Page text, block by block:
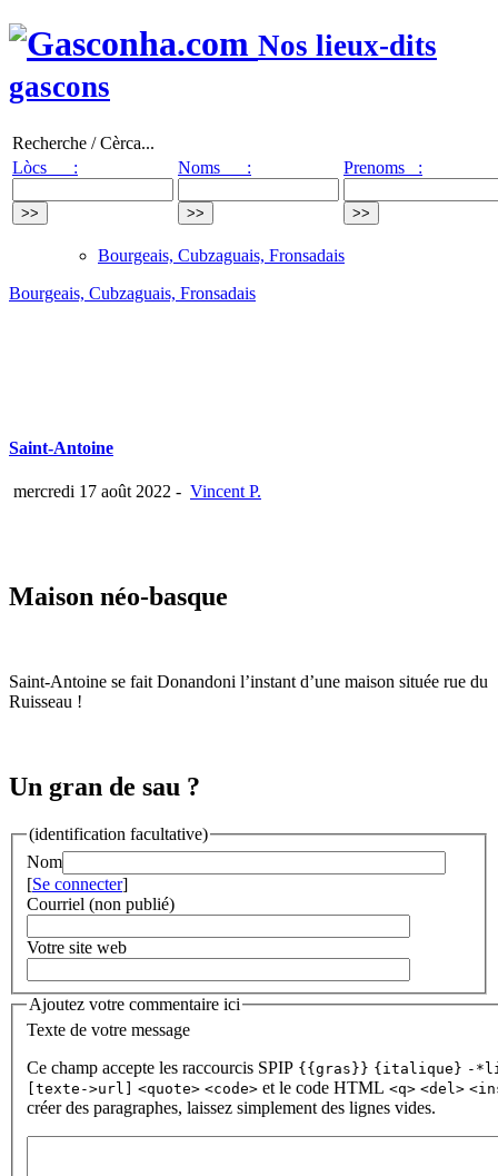
Nos lieux-dits
gascons
Recherche / Cèrca...
Lòcs :
Noms : Prenoms :
Bourgeais, Cubzaguais, Fronsadais
Bourgeais, Cubzaguais, Fronsadais
Saint-Antoine
mercredi 17 août 2022 - Vincent P.
Maison néo-basque
Saint-Antoine se fait Donandoni l’instant d’une maison située rue du
Ruisseau !
Un gran de sau ?
(identification facultative)
Nom
[Se connecter]
Courriel (non publié)
Votre site web
Ajoutez votre commentaire ici
Texte de votre message
Ce champ accepte les raccourcis SPIP {{gras}} {italique} -
[texte->url]
<quote> <code> et le code HTML <q> <del>
créer des paragraphes, laissez simplement des lignes vides.